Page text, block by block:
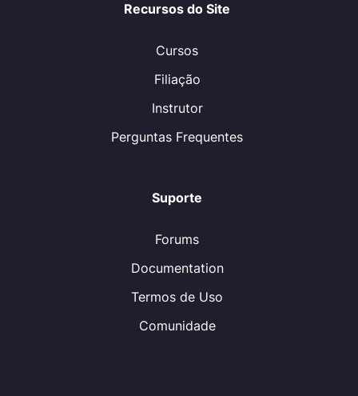
Recursos do Site
Cursos
Filiação
Instrutor
Perguntas Frequentes
Suporte
Forums
Documentation
Termos de Uso
Comunidade